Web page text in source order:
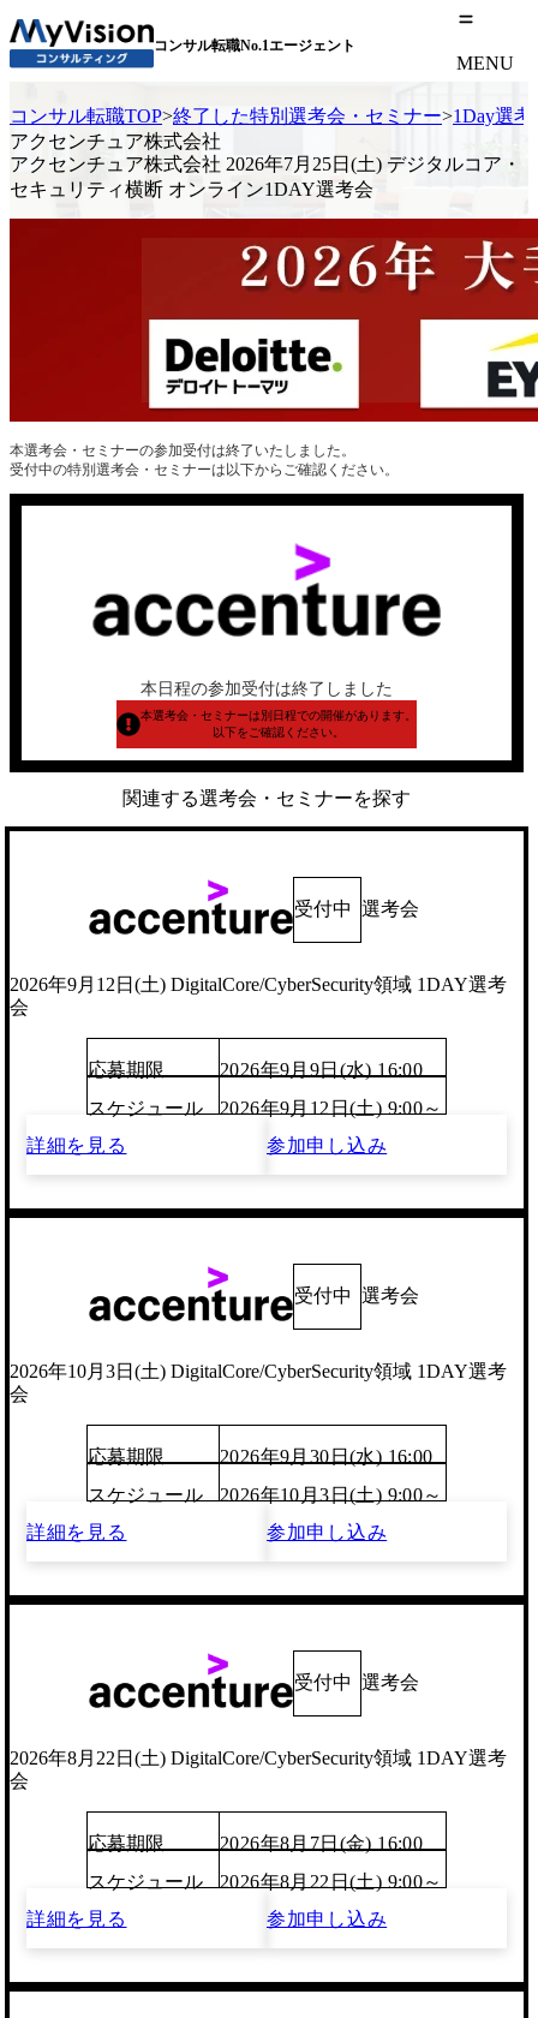
コンサル転職No.1エージェント
MENU
コンサル転職TOP>終了した特別選考会・セミナー>1Day選考
アクセンチュア株式会社
アクセンチュア株式会社 2026年7月25日(土) デジタルコア・
セキュリティ横断 オンライン1DAY選考会
本選考会・セミナーの参加受付は終了いたしました。
受付中の特別選考会・セミナーは以下からご確認ください。
本日程の参加受付は終了しました
本選考会・セミナーは別日程での開催があります。
以下をご確認ください。
関連する選考会・セミナーを探す
受付中 選考会
2026年9月12日(土) DigitalCore/CyberSecurity領域 1DAY選考
会
応募期限
2026年9月9日(水) 16:00
スケジュール
2026年9月12日(土) 9:00～
詳細を見る
参加申し込み
受付中 選考会
2026年10月3日(土) DigitalCore/CyberSecurity領域 1DAY選考
会
応募期限
2026年9月30日(水) 16:00
スケジュール
2026年10月3日(土) 9:00～
詳細を見る
参加申し込み
受付中 選考会
2026年8月22日(土) DigitalCore/CyberSecurity領域 1DAY選考
会
応募期限
2026年8月7日(金) 16:00
スケジュール
2026年8月22日(土) 9:00～
詳細を見る
参加申し込み